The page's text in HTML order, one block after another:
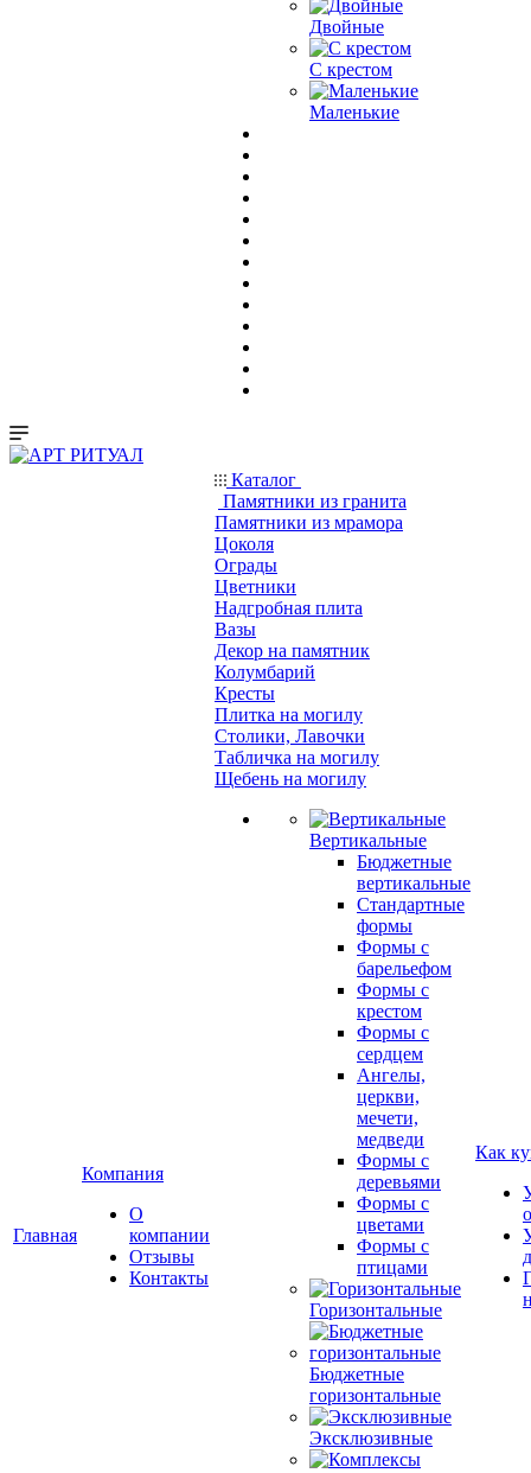
Двойные
С крестом
Маленькие
Главная
Компания
О
компании
Отзывы
Контакты
Каталог
Памятники из гранита
Памятники из мрамора
Цоколя
Ограды
Цветники
Надгробная плита
Вазы
Декор на памятник
Колумбарий
Кресты
Плитка на могилу
Столики, Лавочки
Табличка на могилу
Щебень на могилу
Вертикальные
Бюджетные
вертикальные
Стандартные
формы
Формы с
барельефом
Формы с
крестом
Формы с
сердцем
Ангелы,
церкви,
мечети,
медведи
Формы с
деревьями
Формы с
цветами
Формы с
птицами
Горизонтальные
Бюджетные
горизонтальные
Эксклюзивные
Как